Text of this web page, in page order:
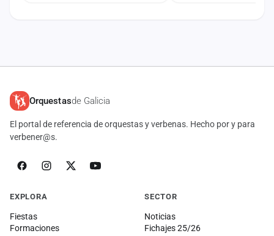
Orquestasde Galicia
El portal de referencia de orquestas y verbenas. Hecho por y para
verbener@s.
EXPLORA
Fiestas
Formaciones
SECTOR
Noticias
Fichajes 25/26